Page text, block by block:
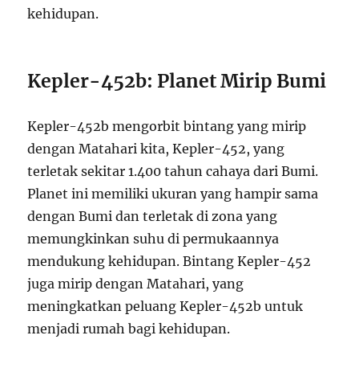
kehidupan.
Kepler-452b: Planet Mirip Bumi
Kepler-452b mengorbit bintang yang mirip
dengan Matahari kita, Kepler-452, yang
terletak sekitar 1.400 tahun cahaya dari Bumi.
Planet ini memiliki ukuran yang hampir sama
dengan Bumi dan terletak di zona yang
memungkinkan suhu di permukaannya
mendukung kehidupan. Bintang Kepler-452
juga mirip dengan Matahari, yang
meningkatkan peluang Kepler-452b untuk
menjadi rumah bagi kehidupan.